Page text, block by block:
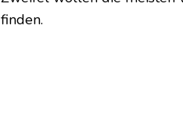
finden.